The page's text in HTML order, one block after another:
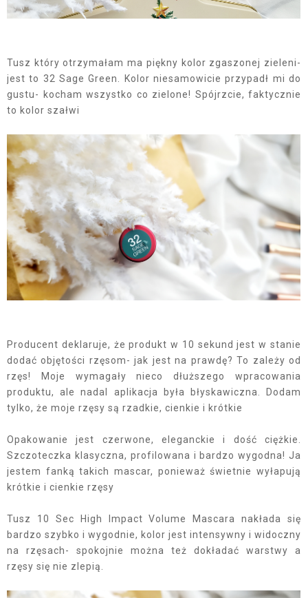
Tusz który otrzymałam ma piękny kolor zgaszonej zieleni-
jest to 32 Sage Green. Kolor niesamowicie przypadł mi do
gustu- kocham wszystko co zielone! Spójrzcie, faktycznie
to kolor szałwi
Producent deklaruje, że produkt w 10 sekund jest w stanie
dodać objętości rzęsom- jak jest na prawdę? To zależy od
rzęs! Moje wymagały nieco dłuższego wpracowania
produktu, ale nadal aplikacja była błyskawiczna. Dodam
tylko, że moje rzęsy są rzadkie, cienkie i krótkie
Opakowanie jest czerwone, eleganckie i dość ciężkie.
Szczoteczka klasyczna, profilowana i bardzo wygodna! Ja
jestem fanką takich mascar, ponieważ świetnie wyłapują
krótkie i cienkie rzęsy
Tusz 10 Sec High Impact Volume Mascara nakłada się
bardzo szybko i wygodnie, kolor jest intensywny i widoczny
na rzęsach- spokojnie można też dokładać warstwy a
rzęsy się nie zlepią.